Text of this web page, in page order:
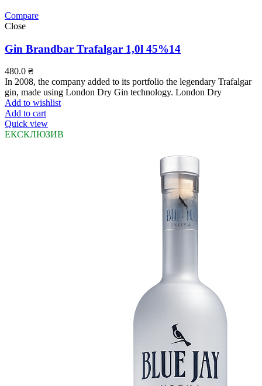
Compare
Close
Gin Brandbar Trafalgar 1,0l 45%14
480.0 ₴
In 2008, the company added to its portfolio the legendary Trafalgar
gin, made using London Dry Gin technology. London Dry
Add to wishlist
Add to cart
Quick view
ЕКСКЛЮЗИВ